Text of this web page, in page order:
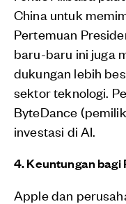
China untuk
Pertemuan
baru-baru ini juga
dukungan lebih
sektor teknologi.
ByteDance
investasi di AI.
4. Keuntungan
Apple dan